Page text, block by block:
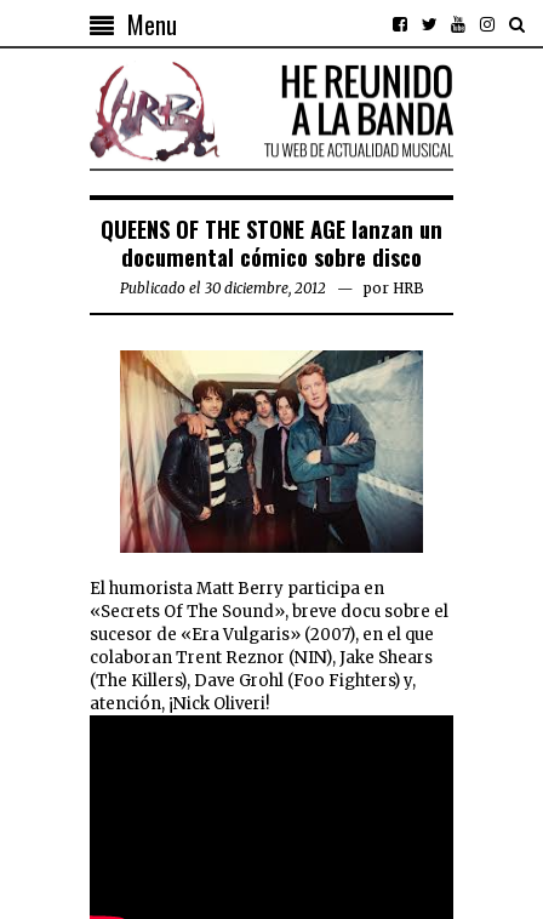
Menu
QUEENS OF THE STONE AGE lanzan un
documental cómico sobre disco
Publicado el 30 diciembre, 2012 por HRB
El humorista Matt Berry participa en
«Secrets Of The Sound», breve docu sobre el
sucesor de «Era Vulgaris» (2007), en el que
colaboran Trent Reznor (NIN), Jake Shears
(The Killers), Dave Grohl (Foo Fighters) y,
atención, ¡Nick Oliveri!